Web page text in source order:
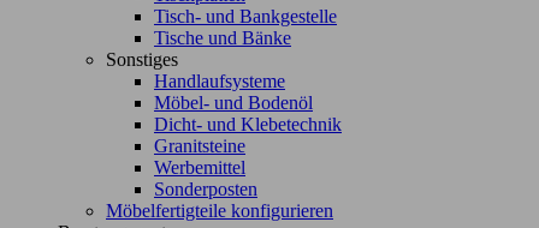
Tisch- und Bankgestelle
Tische und Bänke
Sonstiges
Handlaufsysteme
Möbel- und Bodenöl
Dicht- und Klebetechnik
Granitsteine
Werbemittel
Sonderposten
Möbelfertigteile konfigurieren